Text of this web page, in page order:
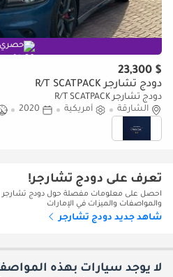
حصري
$ 23,300
دودج تشارجر R/T SCATPACK
دودج تشارجر R/T SCATPACK
الشارقة
أمريكية 2020
تعرف على دودج تشارجر!
احصل على معلومات مفصلة حول دودج تشارجر
والمواصفات والميزات في الإمارات
شاهد جديد دودج تشارجر
لا يوجد سيارات بهذه